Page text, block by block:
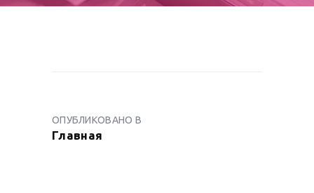
ПО
ЗАПИСЯМ
ОПУБЛИКОВАНО В
Главная